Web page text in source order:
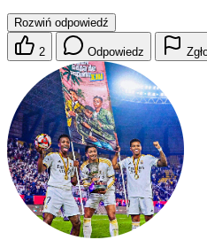
Rozwiń odpowiedź
2 Odpowiedz